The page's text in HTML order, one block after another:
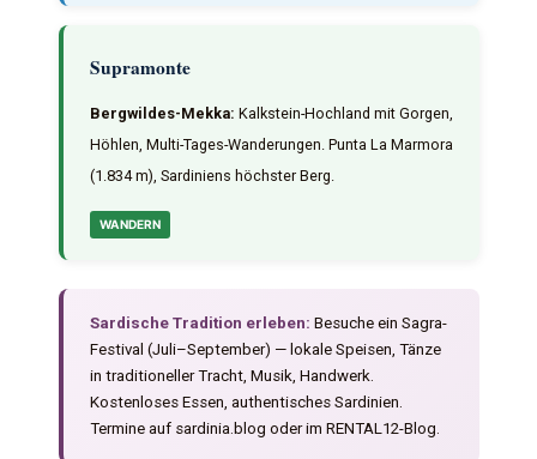
Supramonte
Bergwildes-Mekka: Kalkstein-Hochland mit Gorgen,
Höhlen, Multi-Tages-Wanderungen. Punta La Marmora
(1.834 m), Sardiniens höchster Berg.
WANDERN
Sardische Tradition erleben: Besuche ein Sagra-
Festival (Juli–September) — lokale Speisen, Tänze
in traditioneller Tracht, Musik, Handwerk.
Kostenloses Essen, authentisches Sardinien.
Termine auf sardinia.blog oder im RENTAL12-Blog.